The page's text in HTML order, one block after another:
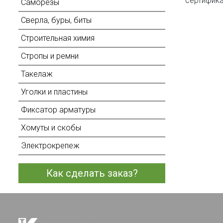
Саморезы
Сверла, буры, биты
Строительная химия
Стропы и ремни
Такелаж
Уголки и пластины
Фиксатор арматуры
Хомуты и скобы
Электрокрепеж
Как сделать заказ?